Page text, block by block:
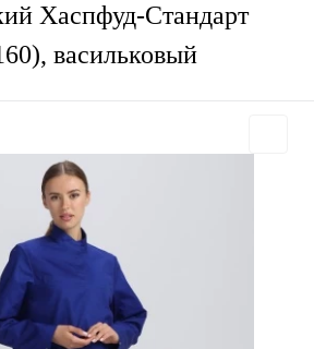
Хаспфуд-Стандарт
васильковый